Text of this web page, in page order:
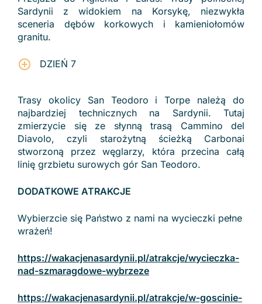
Sardynii z widokiem na Korsykę, niezwykła
sceneria dębów korkowych i kamieniołomów
granitu.
DZIEŃ 7
Trasy okolicy San Teodoro i Torpe należą do
najbardziej technicznych na Sardynii. Tutaj
zmierzycie się ze słynną trasą Cammino del
Diavolo, czyli starożytną ścieżką Carbonai
stworzoną przez węglarzy, która przecina całą
linię grzbietu surowych gór San Teodoro.
DODATKOWE ATRAKCJE
Wybierzcie się Państwo z nami na wycieczki pełne
wrażeń!
https://wakacjenasardynii.pl/atrakcje/wycieczka-
nad-szmaragdowe-wybrzeze
https://wakacjenasardynii.pl/atrakcje/w-goscinie-